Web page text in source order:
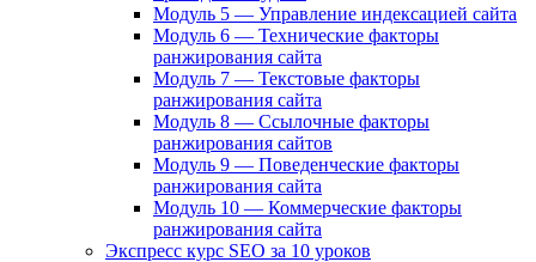
Модуль 5 — Управление индексацией сайта
Модуль 6 — Технические факторы
ранжирования сайта
Модуль 7 — Текстовые факторы
ранжирования сайта
Модуль 8 — Ссылочные факторы
ранжирования сайтов
Модуль 9 — Поведенческие факторы
ранжирования сайта
Модуль 10 — Коммерческие факторы
ранжирования сайта
Экспресс курс SEO за 10 уроков